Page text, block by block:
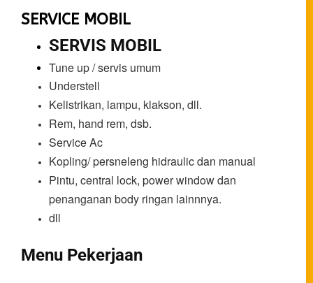
SERVICE MOBIL
SERVIS MOBIL
Tune up / servis umum
Understell
Kelistrikan, lampu, klakson, dll.
Rem, hand rem, dsb.
Service Ac
Kopling/ persneleng hidraulic dan manual
Pintu, central lock, power window dan
penanganan body ringan lainnnya.
dll
Menu Pekerjaan